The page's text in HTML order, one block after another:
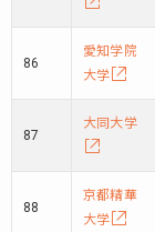
86
愛知学院
大学
87
大同大学
88
京都精華
大学